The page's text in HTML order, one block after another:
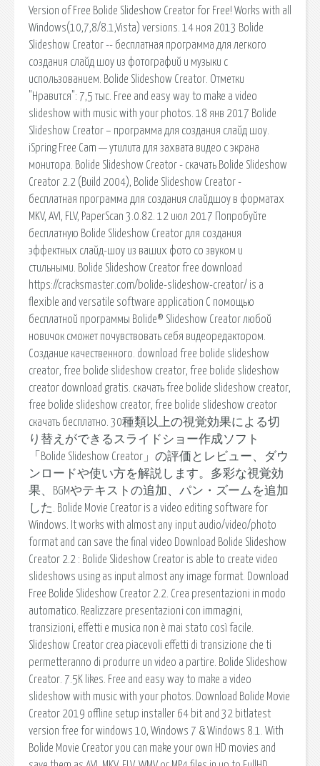
Version of Free Bolide Slideshow Creator for Free! Works with all
Windows(10,7,8/8.1,Vista) versions. 14 ноя 2013 Bolide
Slideshow Creator -- бесплатная программа для легкого
создания слайд шоу из фотографий и музыки с
использованием. Bolide Slideshow Creator. Отметки
"Нравится": 7,5 тыс. Free and easy way to make a video
slideshow with music with your photos. 18 янв 2017 Bolide
Slideshow Creator – программа для создания слайд шоу.
iSpring Free Cam — утилита для захвата видео с экрана
монитора. Bolide Slideshow Creator - скачать Bolide Slideshow
Creator 2.2 (Build 2004), Bolide Slideshow Creator -
бесплатная программа для создания слайдшоу в форматах
MKV, AVI, FLV, PaperScan 3.0.82. 12 июл 2017 Попробуйте
бесплатную Bolide Slideshow Creator для создания
эффектных слайд-шоу из ваших фото со звуком и
стильными. Bolide Slideshow Creator free download
https://cracksmaster.com/bolide-slideshow-creator/ is a
flexible and versatile software application С помощью
бесплатной программы Bolide® Slideshow Creator любой
новичок сможет почувствовать себя видеоредактором.
Создание качественного. download free bolide slideshow
creator, free bolide slideshow creator, free bolide slideshow
creator download gratis. скачать free bolide slideshow creator,
free bolide slideshow creator, free bolide slideshow creator
скачать бесплатно. 30種類以上の視覚効果による切
り替えができるスライドショー作成ソフト
「Bolide Slideshow Creator」の評価とレビュー、ダウ
ンロードや使い方を解説します。多彩な視覚効
果、BGMやテキストの追加、パン・ズームを追加
した. Bolide Movie Creator is a video editing software for
Windows. It works with almost any input audio/video/photo
format and can save the final video Download Bolide Slideshow
Creator 2.2 : Bolide Slideshow Creator is able to create video
slideshows using as input almost any image format. Download
Free Bolide Slideshow Creator 2.2. Crea presentazioni in modo
automatico. Realizzare presentazioni con immagini,
transizioni, effetti e musica non è mai stato così facile.
Slideshow Creator crea piacevoli effetti di transizione che ti
permetteranno di produrre un video a partire. Bolide Slideshow
Creator. 7.5K likes. Free and easy way to make a video
slideshow with music with your photos. Download Bolide Movie
Creator 2019 offline setup installer 64 bit and 32 bitlatest
version free for windows 10, Windows 7 & Windows 8.1. With
Bolide Movie Creator you can make your own HD movies and